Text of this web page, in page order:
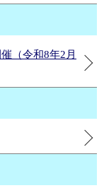
（令和8年2月